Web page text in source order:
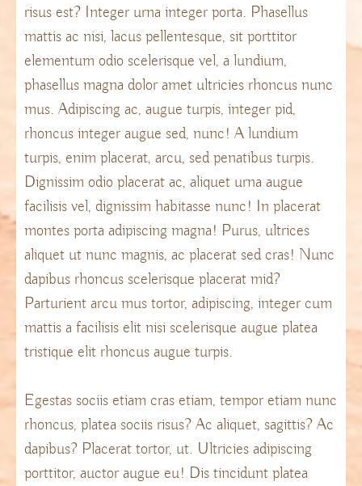
risus est? Integer urna integer porta. Phasellus
mattis ac nisi, lacus pellentesque, sit porttitor
elementum odio scelerisque vel, a lundium,
phasellus magna dolor amet ultricies rhoncus nunc
mus. Adipiscing ac, augue turpis, integer pid,
rhoncus integer augue sed, nunc! A lundium
turpis, enim placerat, arcu, sed penatibus turpis.
Dignissim odio placerat ac, aliquet urna augue
facilisis vel, dignissim habitasse nunc! In placerat
montes porta adipiscing magna! Purus, ultrices
aliquet ut nunc magnis, ac placerat sed cras! Nunc
dapibus rhoncus scelerisque placerat mid?
Parturient arcu mus tortor, adipiscing, integer cum
mattis a facilisis elit nisi scelerisque augue platea
tristique elit rhoncus augue turpis.
Egestas sociis etiam cras etiam, tempor etiam nunc
rhoncus, platea sociis risus? Ac aliquet, sagittis? Ac
dapibus? Placerat tortor, ut. Ultricies adipiscing
porttitor, auctor augue eu! Dis tincidunt platea